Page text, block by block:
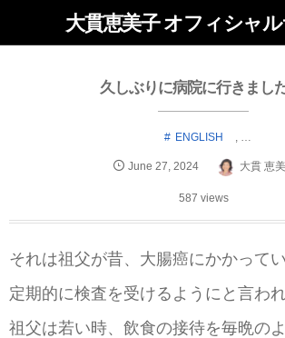
大貫恵美子 オフィシャ
久しぶりに病院に行きまし
ENGLISH
June 27 2024 大貫 恵
587 views
それは祖父が昔、大腸癌にかかって
定期的に検査を受けるようにと言わ
祖父は若い時、飲食の接待を毎晩の